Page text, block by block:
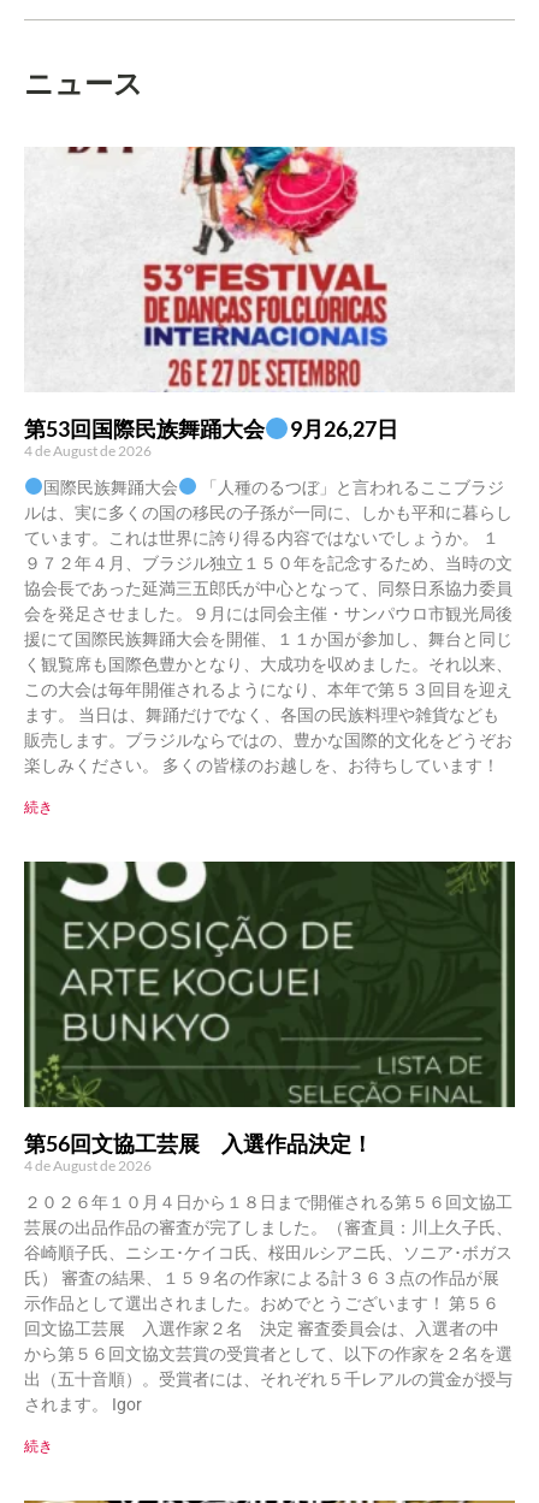
ニュース
第53回国際民族舞踊大会 9月26,27日
4 de August de 2026
国際民族舞踊大会
「人種のるつぼ」と言われるここブラジ
ルは、実に多くの国の移民の子孫が一同に、しかも平和に暮らし
ています。これは世界に誇り得る内容ではないでしょうか。 １
９７２年４月、ブラジル独立１５０年を記念するため、当時の文
協会長であった延満三五郎氏が中心となって、同祭日系協力委員
会を発足させました。９月には同会主催・サンパウロ市観光局後
援にて国際民族舞踊大会を開催、１１か国が参加し、舞台と同じ
く観覧席も国際色豊かとなり、大成功を収めました。それ以来、
この大会は毎年開催されるようになり、本年で第５３回目を迎え
ます。 当日は、舞踊だけでなく、各国の民族料理や雑貨なども
販売します。ブラジルならではの、豊かな国際的文化をどうぞお
楽しみください。 多くの皆様のお越しを、お待ちしています！
続き
第56回文協工芸展 入選作品決定！
4 de August de 2026
２０２６年１０月４日から１８日まで開催される第５６回文協工
芸展の出品作品の審査が完了しました。（審査員：川上久子氏、
谷崎順子氏、ニシエ･ケイコ氏、桜田ルシアニ氏、ソニア･ボガス
氏） 審査の結果、１５９名の作家による計３６３点の作品が展
示作品として選出されました。おめでとうございます！ 第５６
回文協工芸展 入選作家２名 決定 審査委員会は、入選者の中
から第５６回文協文芸賞の受賞者として、以下の作家を２名を選
出（五十音順）。受賞者には、それぞれ５千レアルの賞金が授与
されます。 Igor
続き